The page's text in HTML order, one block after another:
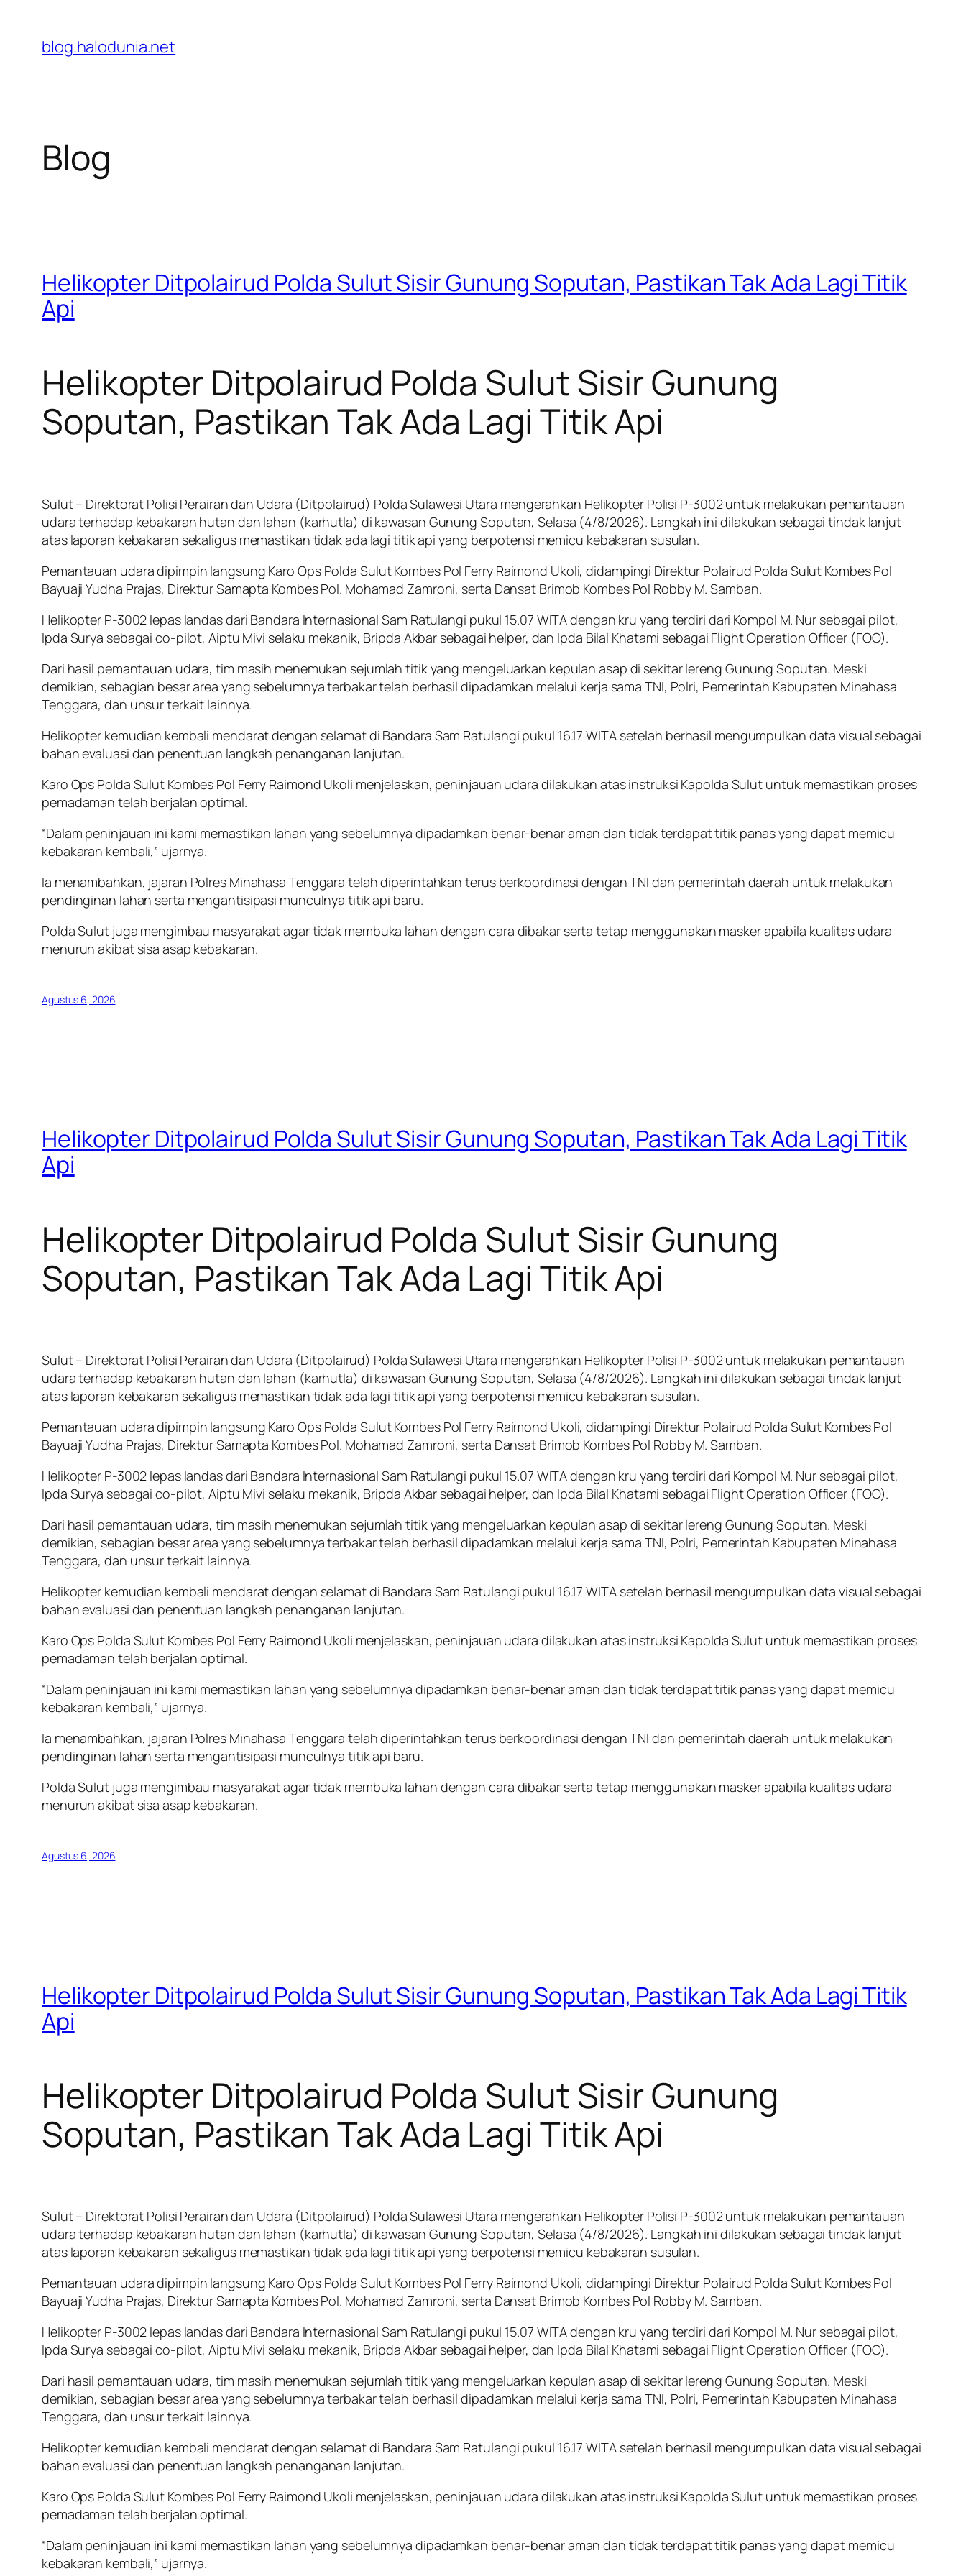
konten
blog.halodunia.net
Blog
Helikopter Ditpolairud Polda Sulut Sisir Gunung Soputan, Pastikan Tak Ada Lagi Titik
Api
Helikopter Ditpolairud Polda Sulut Sisir Gunung
Soputan, Pastikan Tak Ada Lagi Titik Api
Sulut – Direktorat Polisi Perairan dan Udara (Ditpolairud) Polda Sulawesi Utara mengerahkan Helikopter Polisi P-3002 untuk melakukan pemantauan
udara terhadap kebakaran hutan dan lahan (karhutla) di kawasan Gunung Soputan, Selasa (4/8/2026). Langkah ini dilakukan sebagai tindak lanjut
atas laporan kebakaran sekaligus memastikan tidak ada lagi titik api yang berpotensi memicu kebakaran susulan.
Pemantauan udara dipimpin langsung Karo Ops Polda Sulut Kombes Pol Ferry Raimond Ukoli, didampingi Direktur Polairud Polda Sulut Kombes Pol
Bayuaji Yudha Prajas, Direktur Samapta Kombes Pol. Mohamad Zamroni, serta Dansat Brimob Kombes Pol Robby M. Samban.
Helikopter P-3002 lepas landas dari Bandara Internasional Sam Ratulangi pukul 15.07 WITA dengan kru yang terdiri dari Kompol M. Nur sebagai pilot,
Ipda Surya sebagai co-pilot, Aiptu Mivi selaku mekanik, Bripda Akbar sebagai helper, dan Ipda Bilal Khatami sebagai Flight Operation Officer (FOO).
Dari hasil pemantauan udara, tim masih menemukan sejumlah titik yang mengeluarkan kepulan asap di sekitar lereng Gunung Soputan. Meski
demikian, sebagian besar area yang sebelumnya terbakar telah berhasil dipadamkan melalui kerja sama TNI, Polri, Pemerintah Kabupaten Minahasa
Tenggara, dan unsur terkait lainnya.
Helikopter kemudian kembali mendarat dengan selamat di Bandara Sam Ratulangi pukul 16.17 WITA setelah berhasil mengumpulkan data visual sebagai
bahan evaluasi dan penentuan langkah penanganan lanjutan.
Karo Ops Polda Sulut Kombes Pol Ferry Raimond Ukoli menjelaskan, peninjauan udara dilakukan atas instruksi Kapolda Sulut untuk memastikan proses
pemadaman telah berjalan optimal.
“Dalam peninjauan ini kami memastikan lahan yang sebelumnya dipadamkan benar-benar aman dan tidak terdapat titik panas yang dapat memicu
kebakaran kembali,” ujarnya.
Ia menambahkan, jajaran Polres Minahasa Tenggara telah diperintahkan terus berkoordinasi dengan TNI dan pemerintah daerah untuk melakukan
pendinginan lahan serta mengantisipasi munculnya titik api baru.
Polda Sulut juga mengimbau masyarakat agar tidak membuka lahan dengan cara dibakar serta tetap menggunakan masker apabila kualitas udara
menurun akibat sisa asap kebakaran.
Agustus 6, 2026
Helikopter Ditpolairud Polda Sulut Sisir Gunung Soputan, Pastikan Tak Ada Lagi Titik
Api
Helikopter Ditpolairud Polda Sulut Sisir Gunung
Soputan, Pastikan Tak Ada Lagi Titik Api
Sulut – Direktorat Polisi Perairan dan Udara (Ditpolairud) Polda Sulawesi Utara mengerahkan Helikopter Polisi P-3002 untuk melakukan pemantauan
udara terhadap kebakaran hutan dan lahan (karhutla) di kawasan Gunung Soputan, Selasa (4/8/2026). Langkah ini dilakukan sebagai tindak lanjut
atas laporan kebakaran sekaligus memastikan tidak ada lagi titik api yang berpotensi memicu kebakaran susulan.
Pemantauan udara dipimpin langsung Karo Ops Polda Sulut Kombes Pol Ferry Raimond Ukoli, didampingi Direktur Polairud Polda Sulut Kombes Pol
Bayuaji Yudha Prajas, Direktur Samapta Kombes Pol. Mohamad Zamroni, serta Dansat Brimob Kombes Pol Robby M. Samban.
Helikopter P-3002 lepas landas dari Bandara Internasional Sam Ratulangi pukul 15.07 WITA dengan kru yang terdiri dari Kompol M. Nur sebagai pilot,
Ipda Surya sebagai co-pilot, Aiptu Mivi selaku mekanik, Bripda Akbar sebagai helper, dan Ipda Bilal Khatami sebagai Flight Operation Officer (FOO).
Dari hasil pemantauan udara, tim masih menemukan sejumlah titik yang mengeluarkan kepulan asap di sekitar lereng Gunung Soputan. Meski
demikian, sebagian besar area yang sebelumnya terbakar telah berhasil dipadamkan melalui kerja sama TNI, Polri, Pemerintah Kabupaten Minahasa
Tenggara, dan unsur terkait lainnya.
Helikopter kemudian kembali mendarat dengan selamat di Bandara Sam Ratulangi pukul 16.17 WITA setelah berhasil mengumpulkan data visual sebagai
bahan evaluasi dan penentuan langkah penanganan lanjutan.
Karo Ops Polda Sulut Kombes Pol Ferry Raimond Ukoli menjelaskan, peninjauan udara dilakukan atas instruksi Kapolda Sulut untuk memastikan proses
pemadaman telah berjalan optimal.
“Dalam peninjauan ini kami memastikan lahan yang sebelumnya dipadamkan benar-benar aman dan tidak terdapat titik panas yang dapat memicu
kebakaran kembali,” ujarnya.
Ia menambahkan, jajaran Polres Minahasa Tenggara telah diperintahkan terus berkoordinasi dengan TNI dan pemerintah daerah untuk melakukan
pendinginan lahan serta mengantisipasi munculnya titik api baru.
Polda Sulut juga mengimbau masyarakat agar tidak membuka lahan dengan cara dibakar serta tetap menggunakan masker apabila kualitas udara
menurun akibat sisa asap kebakaran.
Agustus 6, 2026
Helikopter Ditpolairud Polda Sulut Sisir Gunung Soputan, Pastikan Tak Ada Lagi Titik
Api
Helikopter Ditpolairud Polda Sulut Sisir Gunung
Soputan, Pastikan Tak Ada Lagi Titik Api
Sulut – Direktorat Polisi Perairan dan Udara (Ditpolairud) Polda Sulawesi Utara mengerahkan Helikopter Polisi P-3002 untuk melakukan pemantauan
udara terhadap kebakaran hutan dan lahan (karhutla) di kawasan Gunung Soputan, Selasa (4/8/2026). Langkah ini dilakukan sebagai tindak lanjut
atas laporan kebakaran sekaligus memastikan tidak ada lagi titik api yang berpotensi memicu kebakaran susulan.
Pemantauan udara dipimpin langsung Karo Ops Polda Sulut Kombes Pol Ferry Raimond Ukoli, didampingi Direktur Polairud Polda Sulut Kombes Pol
Bayuaji Yudha Prajas, Direktur Samapta Kombes Pol. Mohamad Zamroni, serta Dansat Brimob Kombes Pol Robby M. Samban.
Helikopter P-3002 lepas landas dari Bandara Internasional Sam Ratulangi pukul 15.07 WITA dengan kru yang terdiri dari Kompol M. Nur sebagai pilot,
Ipda Surya sebagai co-pilot, Aiptu Mivi selaku mekanik, Bripda Akbar sebagai helper, dan Ipda Bilal Khatami sebagai Flight Operation Officer (FOO).
Dari hasil pemantauan udara, tim masih menemukan sejumlah titik yang mengeluarkan kepulan asap di sekitar lereng Gunung Soputan. Meski
demikian, sebagian besar area yang sebelumnya terbakar telah berhasil dipadamkan melalui kerja sama TNI, Polri, Pemerintah Kabupaten Minahasa
Tenggara, dan unsur terkait lainnya.
Helikopter kemudian kembali mendarat dengan selamat di Bandara Sam Ratulangi pukul 16.17 WITA setelah berhasil mengumpulkan data visual sebagai
bahan evaluasi dan penentuan langkah penanganan lanjutan.
Karo Ops Polda Sulut Kombes Pol Ferry Raimond Ukoli menjelaskan, peninjauan udara dilakukan atas instruksi Kapolda Sulut untuk memastikan proses
pemadaman telah berjalan optimal.
“Dalam peninjauan ini kami memastikan lahan yang sebelumnya dipadamkan benar-benar aman dan tidak terdapat titik panas yang dapat memicu
kebakaran kembali,” ujarnya.